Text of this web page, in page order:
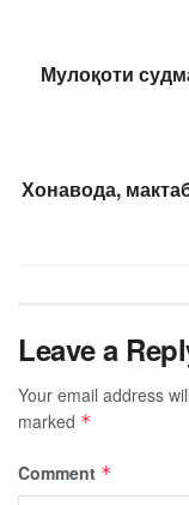
Мулоқоти
Хонавода,
Leave a
Your email address
marked *
Comment *